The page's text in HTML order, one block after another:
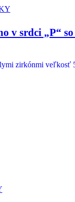
v srdci „P“